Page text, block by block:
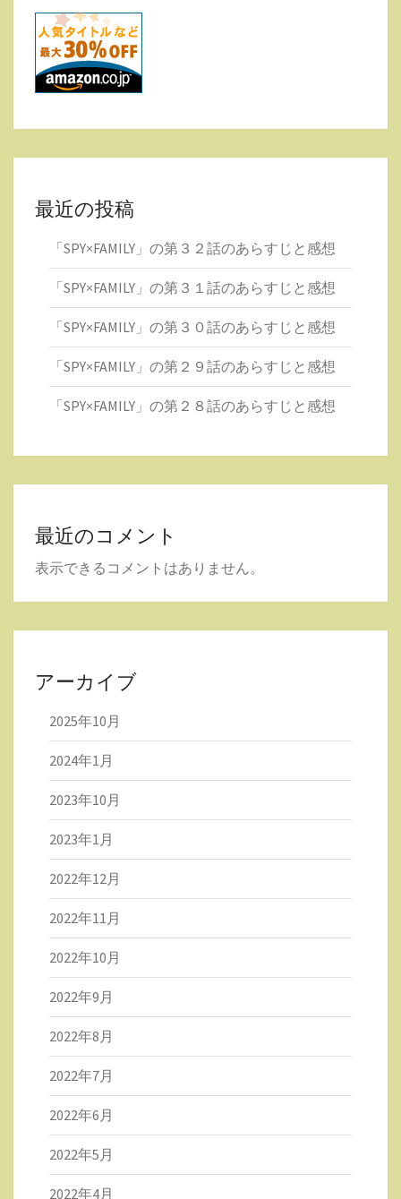
最近の投稿
「SPY×FAMILY」の第３２話のあらすじと感想
「SPY×FAMILY」の第３１話のあらすじと感想
「SPY×FAMILY」の第３０話のあらすじと感想
「SPY×FAMILY」の第２９話のあらすじと感想
「SPY×FAMILY」の第２８話のあらすじと感想
最近のコメント
表示できるコメントはありません。
アーカイブ
2025年10月
2024年1月
2023年10月
2023年1月
2022年12月
2022年11月
2022年10月
2022年9月
2022年8月
2022年7月
2022年6月
2022年5月
2022年4月